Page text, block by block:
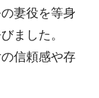
妻役を等身
ました。
信頼感や存